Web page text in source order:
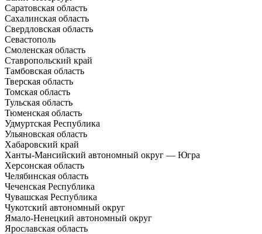
Саратовская область
Сахалинская область
Свердловская область
Севастополь
Смоленская область
Ставропольский край
Тамбовская область
Тверская область
Томская область
Тульская область
Тюменская область
Удмуртская Республика
Ульяновская область
Хабаровский край
Ханты-Мансийский автономный округ — Югра
Херсонская область
Челябинская область
Чеченская Республика
Чувашская Республика
Чукотский автономный округ
Ямало-Ненецкий автономный округ
Ярославская область